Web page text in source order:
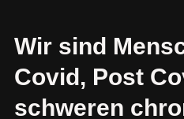
Wir sind
Covid, Post
schweren